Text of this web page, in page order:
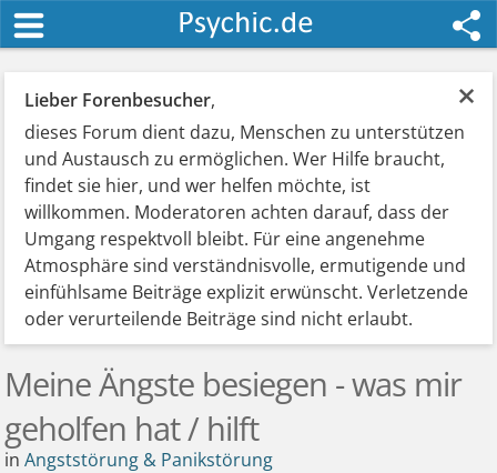
×
Lieber Forenbesucher,
dieses Forum dient dazu, Menschen zu unterstützen
und Austausch zu ermöglichen. Wer Hilfe braucht,
findet sie hier, und wer helfen möchte, ist
willkommen. Moderatoren achten darauf, dass der
Umgang respektvoll bleibt. Für eine angenehme
Atmosphäre sind verständnisvolle, ermutigende und
einfühlsame Beiträge explizit erwünscht. Verletzende
oder verurteilende Beiträge sind nicht erlaubt.
Meine Ängste besiegen - was mir
geholfen hat / hilft
inAngststörung & Panikstörung